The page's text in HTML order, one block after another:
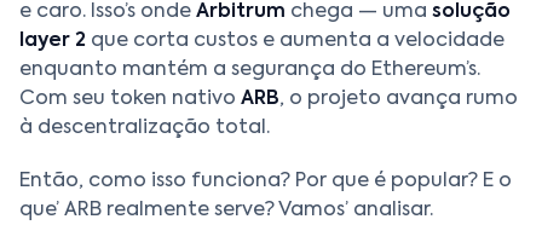
e caro. Isso’s onde Arbitrum chega — uma solução
layer 2 que corta custos e aumenta a velocidade
enquanto mantém a segurança do Ethereum’s.
Com seu token nativo ARB, o projeto avança rumo
à descentralização total.
Então, como isso funciona? Por que é popular? E o
que’ ARB realmente serve? Vamos’ analisar.